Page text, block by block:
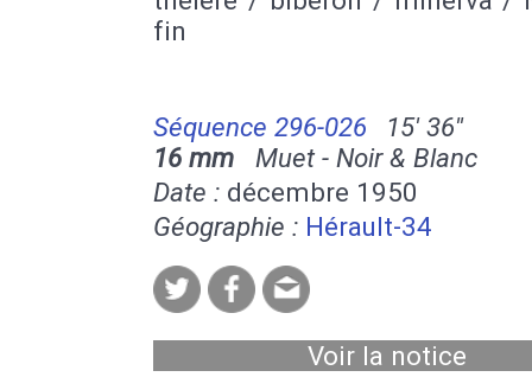
fin
Séquence 296-026
15' 36''
16 mm Muet - Noir & Blanc
Date : décembre 1950
Géographie : Hérault-34
Voir la notice